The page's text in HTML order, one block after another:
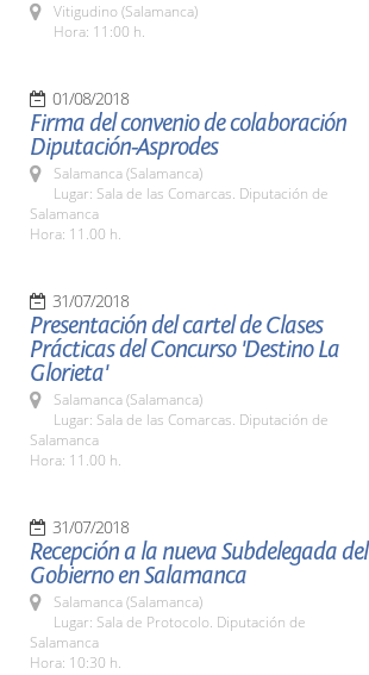
Vitigudino (Salamanca)
Hora: 11:00 h.
01/08/2018
Firma del convenio de colaboración
Diputación-Asprodes
Salamanca (Salamanca)
Lugar: Sala de las Comarcas. Diputación de
Salamanca
Hora: 11.00 h.
31/07/2018
Presentación del cartel de Clases
Prácticas del Concurso 'Destino La
Glorieta'
Salamanca (Salamanca)
Lugar: Sala de las Comarcas. Diputación de
Salamanca
Hora: 11.00 h.
31/07/2018
Recepción a la nueva Subdelegada del
Gobierno en Salamanca
Salamanca (Salamanca)
Lugar: Sala de Protocolo. Diputación de
Salamanca
Hora: 10:30 h.